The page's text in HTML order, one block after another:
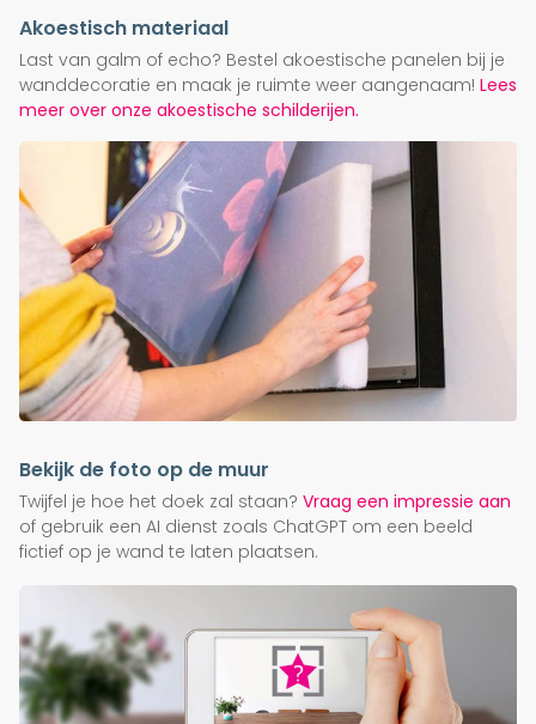
Akoestisch materiaal
Last van galm of echo? Bestel akoestische panelen bij je
wanddecoratie en maak je ruimte weer aangenaam! Lees
meer over onze akoestische schilderijen.
Bekijk de foto op de muur
Twijfel je hoe het doek zal staan? Vraag een impressie aan
of gebruik een AI dienst zoals ChatGPT om een beeld
fictief op je wand te laten plaatsen.